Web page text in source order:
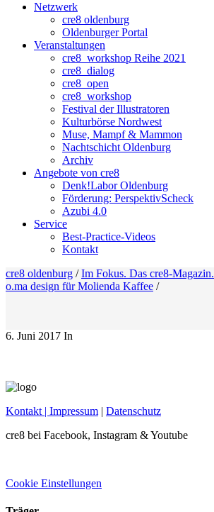
Netzwerk
cre8 oldenburg
Oldenburger Portal
Veranstaltungen
cre8_workshop Reihe 2021
cre8_dialog
cre8_open
cre8_workshop
Festival der Illustratoren
Kulturbörse Nordwest
Muse, Mampf & Mammon
Nachtschicht Oldenburg
Archiv
Angebote von cre8
Denk!Labor Oldenburg
Förderung: PerspektivScheck
Azubi 4.0
Service
Best-Practice-Videos
Kontakt
cre8 oldenburg /Im Fokus. Das cre8-Magazin.
o.ma design für Molienda Kaffee /
6. Juni 2017 In
Kontakt | Impressum | Datenschutz
cre8 bei Facebook, Instagram & Youtube
Cookie Einstellungen